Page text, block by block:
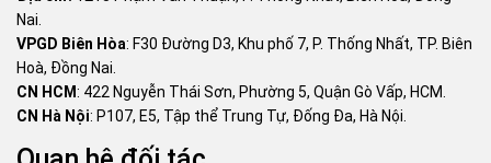
Nai.
VPGD Biên Hòa: F30 Đường D3, Khu phố 7, P. Thống Nhất, TP. Biên
Hoà, Đồng Nai.
CN HCM: 422 Nguyễn Thái Sơn, Phường 5, Quận Gò Vấp, HCM.
CN Hà Nội: P107, E5, Tập thể Trung Tự, Đống Đa, Hà Nội.